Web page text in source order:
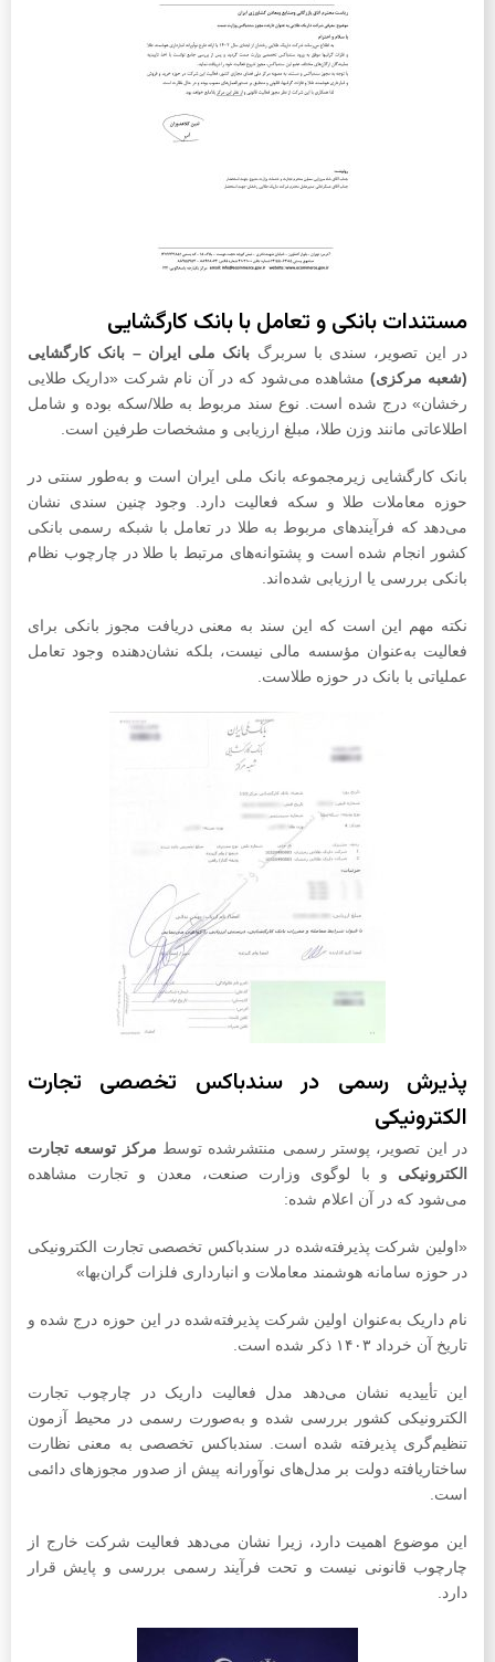
مستندات بانکی و تعامل با بانک کارگشایی
در این تصویر، سندی با سربرگ بانک ملی ایران – بانک کارگشایی
(شعبه مرکزی)مشاهده می‌شود که در آن نام شرکت «داریک طلایی
رخشان» درج شده است. نوع سند مربوط به طلا/سکه بوده و شامل
اطلاعاتی مانند وزن طلا، مبلغ ارزیابی و مشخصات طرفین است.
بانک کارگشایی زیرمجموعه بانک ملی ایران است و به‌طور سنتی در
حوزه معاملات طلا و سکه فعالیت دارد. وجود چنین سندی نشان
می‌دهد که فرآیندهای مربوط به طلا در تعامل با شبکه رسمی بانکی
کشور انجام شده است و پشتوانه‌های مرتبط با طلا در چارچوب نظام
بانکی بررسی یا ارزیابی شده‌اند.
نکته مهم این است که این سند به معنی دریافت مجوز بانکی برای
فعالیت به‌عنوان مؤسسه مالی نیست، بلکه نشان‌دهنده وجود تعامل
عملیاتی با بانک در حوزه طلاست.
پذیرش رسمی در سندباکس تخصصی تجارت
الکترونیکی
در این تصویر، پوستر رسمی منتشرشده توسط مرکز توسعه تجارت
الکترونیکی و با لوگوی وزارت صنعت، معدن و تجارت مشاهده
می‌شود که در آن اعلام شده:
«اولین شرکت پذیرفته‌شده در سندباکس تخصصی تجارت الکترونیکی
در حوزه سامانه هوشمند معاملات و انبارداری فلزات گران‌بها»
نام داریک به‌عنوان اولین شرکت پذیرفته‌شده در این حوزه درج شده و
تاریخ آن خرداد ۱۴۰۳ ذکر شده است.
این تأییدیه نشان می‌دهد مدل فعالیت داریک در چارچوب تجارت
الکترونیکی کشور بررسی شده و به‌صورت رسمی در محیط آزمون
تنظیم‌گری پذیرفته شده است. سندباکس تخصصی به معنی نظارت
ساختاریافته دولت بر مدل‌های نوآورانه پیش از صدور مجوزهای دائمی
است.
این موضوع اهمیت دارد، زیرا نشان می‌دهد فعالیت شرکت خارج از
چارچوب قانونی نیست و تحت فرآیند رسمی بررسی و پایش قرار
دارد.